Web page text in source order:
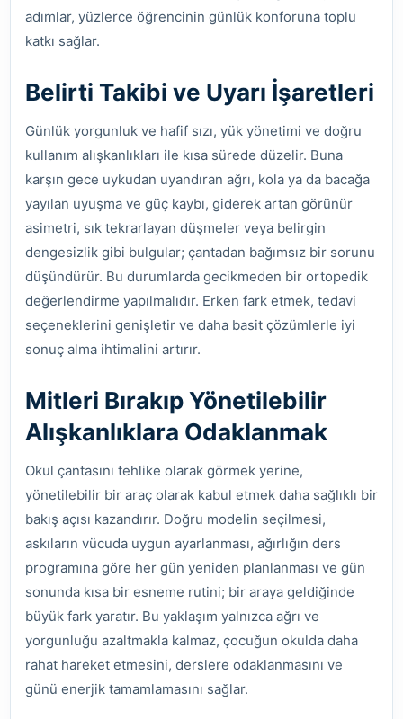
adımlar, yüzlerce öğrencinin günlük konforuna toplu
katkı sağlar.
Belirti Takibi ve Uyarı İşaretleri
Günlük yorgunluk ve hafif sızı, yük yönetimi ve doğru
kullanım alışkanlıkları ile kısa sürede düzelir. Buna
karşın gece uykudan uyandıran ağrı, kola ya da bacağa
yayılan uyuşma ve güç kaybı, giderek artan görünür
asimetri, sık tekrarlayan düşmeler veya belirgin
dengesizlik gibi bulgular; çantadan bağımsız bir sorunu
düşündürür. Bu durumlarda gecikmeden bir ortopedik
değerlendirme yapılmalıdır. Erken fark etmek, tedavi
seçeneklerini genişletir ve daha basit çözümlerle iyi
sonuç alma ihtimalini artırır.
Mitleri Bırakıp Yönetilebilir
Alışkanlıklara Odaklanmak
Okul çantasını tehlike olarak görmek yerine,
yönetilebilir bir araç olarak kabul etmek daha sağlıklı bir
bakış açısı kazandırır. Doğru modelin seçilmesi,
askıların vücuda uygun ayarlanması, ağırlığın ders
programına göre her gün yeniden planlanması ve gün
sonunda kısa bir esneme rutini; bir araya geldiğinde
büyük fark yaratır. Bu yaklaşım yalnızca ağrı ve
yorgunluğu azaltmakla kalmaz, çocuğun okulda daha
rahat hareket etmesini, derslere odaklanmasını ve
günü enerjik tamamlamasını sağlar.